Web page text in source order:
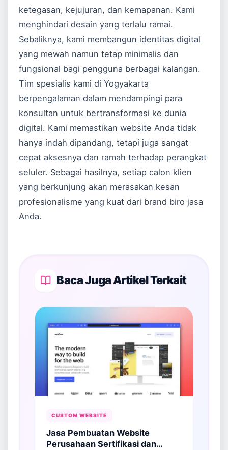
ketegasan, kejujuran, dan kemapanan. Kami
menghindari desain yang terlalu ramai.
Sebaliknya, kami membangun identitas digital
yang mewah namun tetap minimalis dan
fungsional bagi pengguna berbagai kalangan.
Tim spesialis kami di Yogyakarta
berpengalaman dalam mendampingi para
konsultan untuk bertransformasi ke dunia
digital. Kami memastikan website Anda tidak
hanya indah dipandang, tetapi juga sangat
cepat aksesnya dan ramah terhadap perangkat
seluler. Sebagai hasilnya, setiap calon klien
yang berkunjung akan merasakan kesan
profesionalisme yang kuat dari brand biro jasa
Anda.
Baca Juga Artikel Terkait
CUSTOM WEBSITE
Jasa Pembuatan Website
Perusahaan Sertifikasi dan